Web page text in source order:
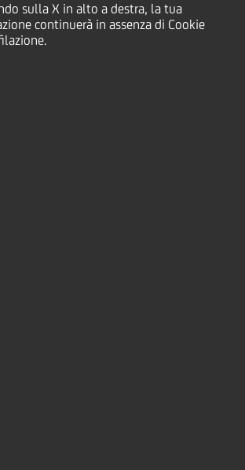
sulla X in alto a destra, la tua
continuerà in assenza di Cookie
per
che hanno avuto
approfondire il rapporto con i
UniCredit Bank AG (CIB) e vice
tra singole aziende e investitori,